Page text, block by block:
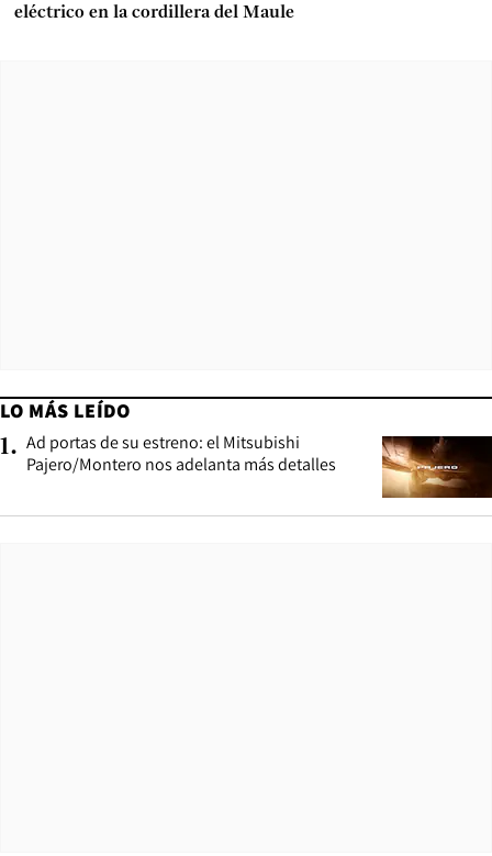
eléctrico en la cordillera del Maule
LO MÁS LEÍDO
1. Ad portas de su estreno: el Mitsubishi
Pajero/Montero nos adelanta más detalles